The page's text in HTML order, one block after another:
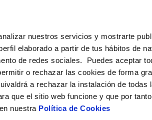
nuestros servicios y mostrarte
elaborado a partir de tus hábitos de
de redes sociales. Puedes aceptar
o rechazar las cookies de forma
a rechazar la instalación de todas
que el sitio web funcione y que por
nuestra Política de Cookies
MODIFICACIÓN DE DATOS
Actualizar datos bancários
Actualizar datos de
COMPROMISO DE SERVICIO
Carta de compromisos
Customer Counsel (Defensa del
Tu Agua
CUIDADOS DEL AGUA
Consejos de ahorro
Depósitos comunitarios
Conócenos
PERFIL DEL CONTRATANTE
Plataforma de contratación del
público
Licitaciones en curso